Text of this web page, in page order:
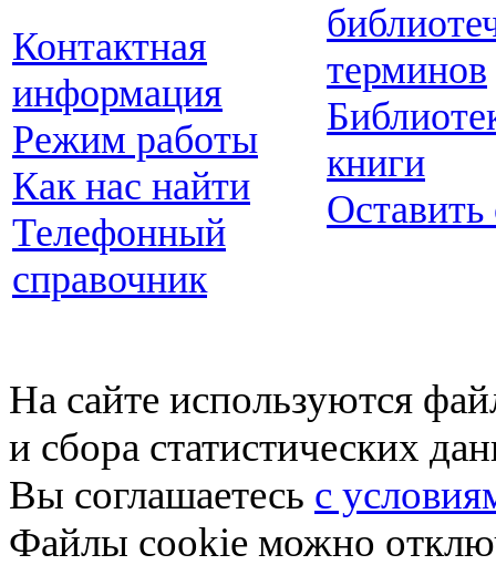
Контактная
информация
Режим работы
Как нас найти
Телефонный
справочник
терминов
книги
Оставить
На сайте используются
и сбора статистических
Вы соглашаетесь с
Файлы cookie можно